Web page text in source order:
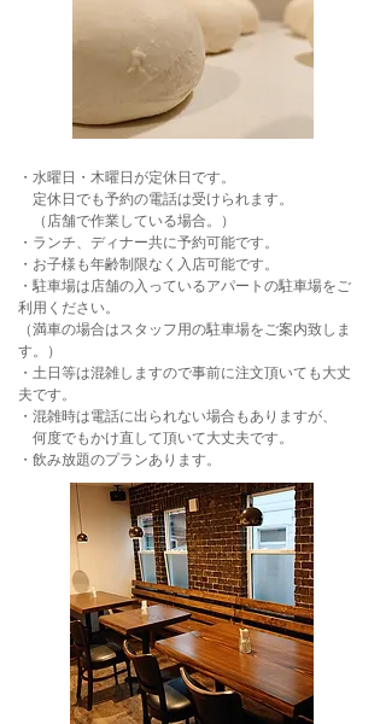
​・水曜日・木曜日が定休日です。
定休日でも予約の電話は受けられます。
（店舗で作業している場合。）
・ランチ、ディナー共に予約可能です。
・お子様も年齢制限なく入店可能です。
・駐車場は店舗の入っているアパートの駐車場をご
利用ください。
（満車の場合はスタッフ用の駐車場をご案内致しま
す。）
・土日等は混雑しますので事前に注文頂いても大丈
夫です。
・混雑時は電話に出られない場合もありますが、
何度でもかけ直して頂いて大丈夫です。
・飲み放題のプランあります。